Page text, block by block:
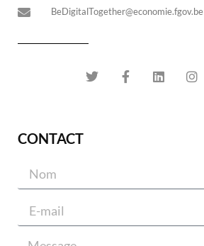
BeDigitalTogether@economie.fgov.be
CONTACT